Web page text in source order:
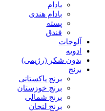
بادام
بادام هندی
پسته
فندق
آلوجات
ادویه
بدون شکر (رژیمی)
برنج
برنج پاکستانی
برنج خوزستان
برنج شمالی
برنج لنجان